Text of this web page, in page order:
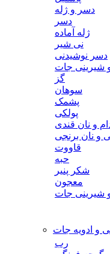
دسر و ژله
دسر
ژله آماده
نی شیر
دسر نوشیدنی
شیرینی جات
گز
سوهان
پشمک
پولکی
و نان قندی
و نان برنجی
قاووت
حبه
شکر پنیر
معجون
شیرینی جات
و ادویه جات
رب